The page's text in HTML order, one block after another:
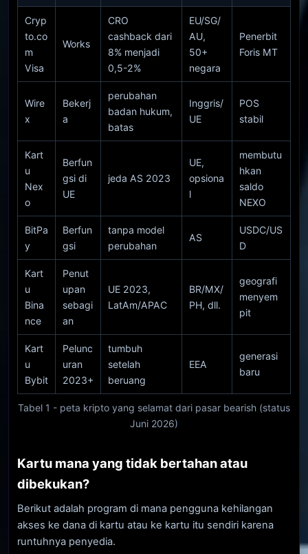
Tabel 1 - peta kripto yang selamat dari pasar bearish (status
Juni 2026)
Cryp
to.co
m
Visa
Works
CRO
cashback dari
8% menjadi
0,5-2%
EU/SG/
AU,
50+
negara
Penerbit
Foris MT
Wire
x
Bekerj
a
perubahan
badan hukum,
batas
Inggris/
UE
POS
stabil
Kart
u
Nex
o
Berfun
gsi di
UE
jeda AS 2023
UE,
opsiona
l
membutu
hkan
saldo
NEXO
BitPa
y
Berfun
gsi
tanpa model
perubahan
AS
USDC/US
D
Kart
u
Bina
nce
Penut
upan
sebagi
an
UE 2023,
LatAm/APAC
BR/MX/
PH, dll.
geografi
menyem
pit
Kart
u
Bybit
Pelunc
uran
2023+
tumbuh
setelah
beruang
EEA
generasi
baru
Kartu mana yang tidak bertahan atau
dibekukan?
Berikut adalah program di mana pengguna kehilangan
akses ke dana di kartu atau ke kartu itu sendiri karena
runtuhnya penyedia.